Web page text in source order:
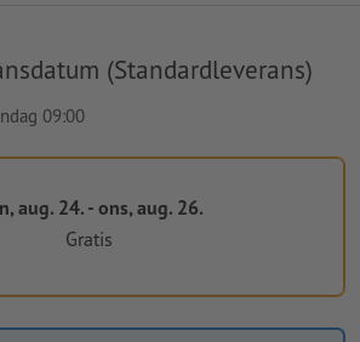
(Standardleverans)
09:00
aug. 24. - ons, aug. 26.
Gratis